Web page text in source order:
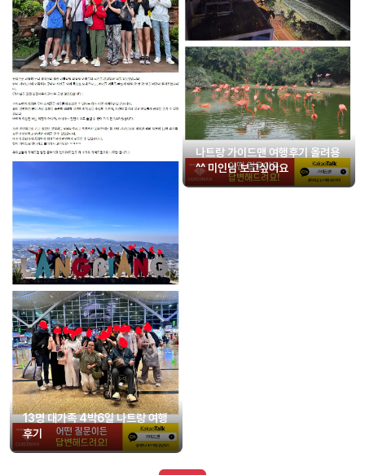
13명 대가족 4박6일 나트랑 여행
후기
나트랑 가이드맨 여행후기 올려용
^^ 미인님 보고싶어요